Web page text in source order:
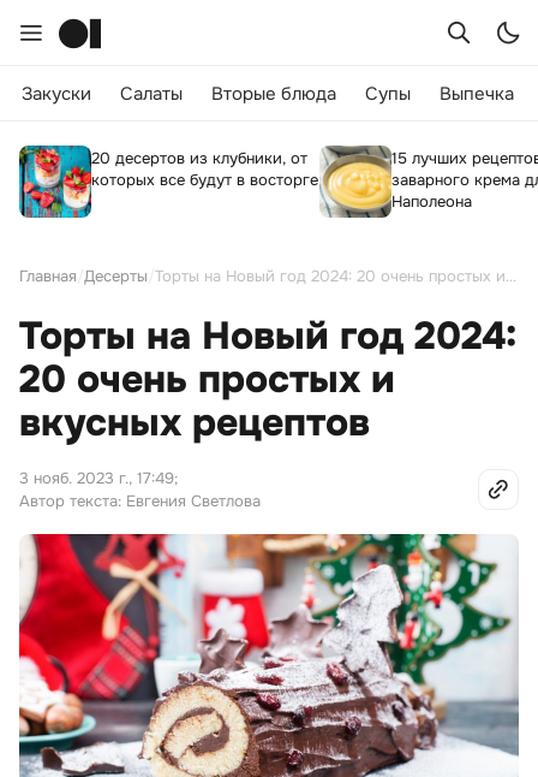
Закуски Салаты Вторые блюда Супы Выпечка
20 десертов из клубники, от
которых все будут в восторге
15 лучших
заварного крема
Наполеона
Главная Десерты Торты на Новый год 2024: 20 очень простых и вкусных рецептов
Торты на Новый год 2024:
20 очень простых и
вкусных рецептов
3 нояб. 2023 г., 17:49;
Автор текста: Евгения Светлова